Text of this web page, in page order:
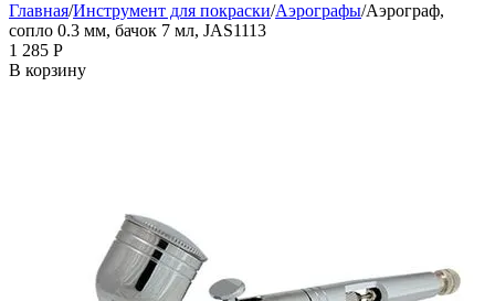
Главная/Инструмент для покраски/Аэрографы/Аэрограф,
сопло 0.3 мм, бачок 7 мл, JAS1113
1 285 Р
В корзину